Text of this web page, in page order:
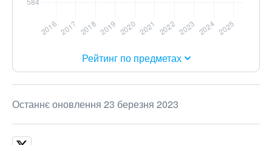
Рейтинг по предметах
Останнє оновлення 23 березня 2023